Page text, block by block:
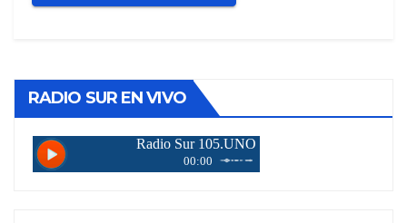
RADIO SUR EN VIVO